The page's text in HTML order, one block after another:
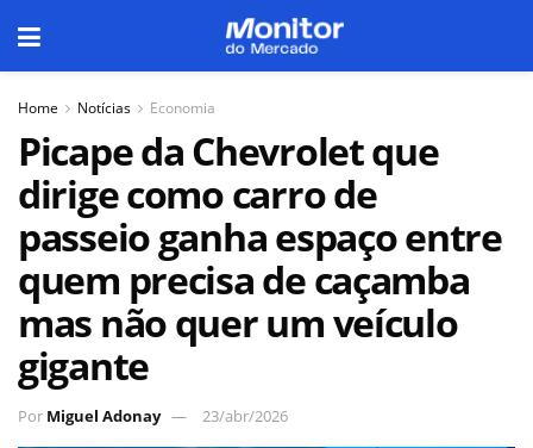
Home Notícias Economia
Picape da Chevrolet que
dirige como carro de
passeio ganha espaço entre
quem precisa de caçamba
mas não quer um veículo
gigante
Por Miguel Adonay 23/abr/2026